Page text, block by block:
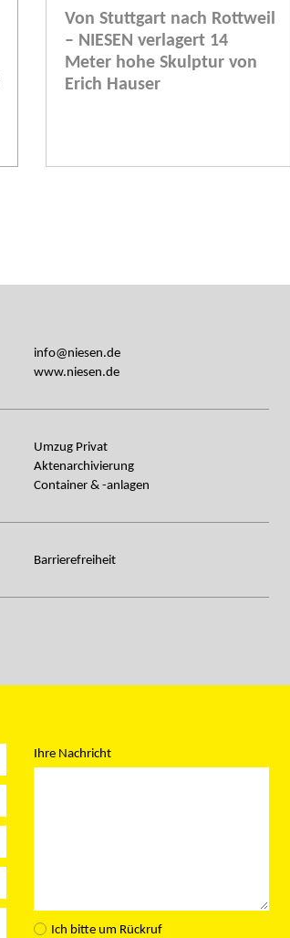
Von Stuttgart nach Rottweil
– NIESEN verlagert 14
Meter hohe Skulptur von
Erich Hauser
info@niesen.de
www.niesen.de
Umzug Privat
Aktenarchivierung
Container & -anlagen
Barrierefreiheit
Ihre Nachricht
Ich bitte um Rückruf